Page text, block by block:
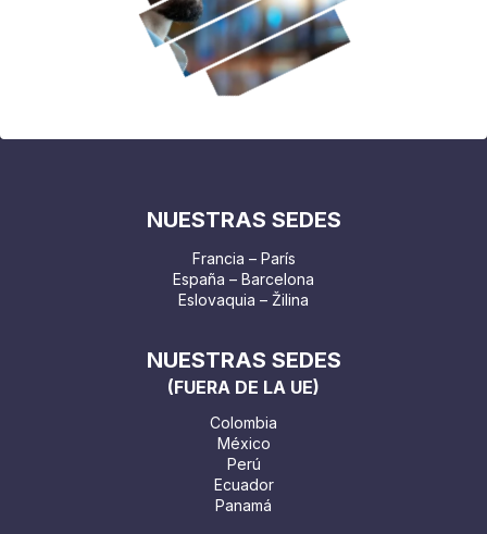
NUESTRAS SEDES
Francia – París
España – Barcelona
Eslovaquia – Žilina
NUESTRAS SEDES
(FUERA DE LA UE)
Colombia
México
Perú
Ecuador
Panamá